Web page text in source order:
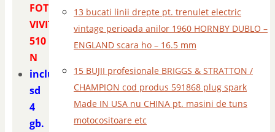
FOTO
VIVITAR
510
N
include
sd
4
gb.
13 bucati linii drepte pt. trenulet electric
vintage perioada anilor 1960 HORNBY DUBLO –
ENGLAND scara ho – 16.5 mm
15 BUJII profesionale BRIGGS & STRATTON /
CHAMPION cod produs 591868 plug spark
Made IN USA nu CHINA pt. masini de tuns
motocositoare etc